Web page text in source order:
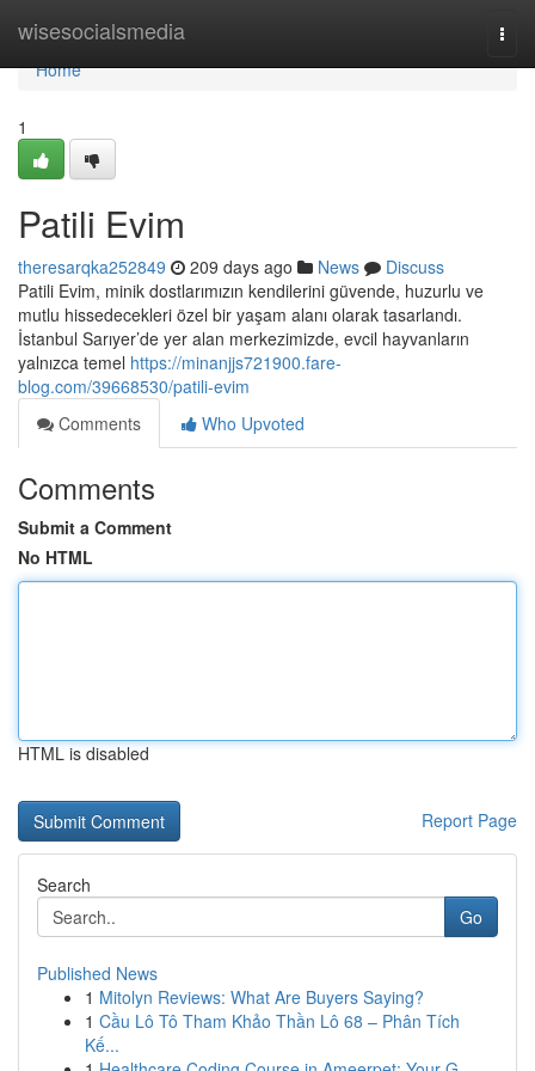
wisesocialsmedia
Home
Home
1
Patili Evim
theresarqka252849 209 days ago News
Discuss
Patili Evim, minik dostlarımızın kendilerini güvende, huzurlu ve
mutlu hissedecekleri özel bir yaşam alanı olarak tasarlandı.
İstanbul Sarıyer’de yer alan merkezimizde, evcil hayvanların
yalnızca temel https://minanjjs721900.fare-
blog.com/39668530/patili-evim
Comments
Who Upvoted
Comments
Submit a Comment
No HTML
HTML is disabled
Report Page
Search
Go
Published News
1 Mitolyn Reviews: What Are Buyers Saying?
1 Cầu Lô Tô Tham Khảo Thần Lô 68 – Phân Tích
Kế...